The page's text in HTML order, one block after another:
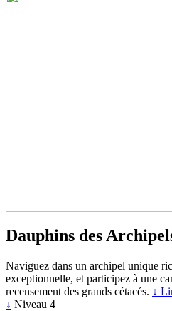
Dauphins des
Naviguez dans un archipel unique
exceptionnelle, et participez à une
recensement des grands cétacés. ↓
↓ Niveau 4